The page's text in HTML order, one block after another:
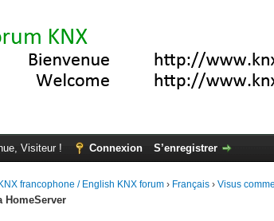
Visiteur ! Connexion S’enregistrer
francophone / English KNX forum › Français ›Visus
HomeServer